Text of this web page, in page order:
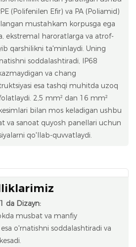
(Polifenilen Efir) va PA (Poliamid)
mustahkam korpusga ega
ekstremal haroratlarga va atrof-
qarshilikni ta'minlaydi. Uning
soddalashtiradi, IP68
va chang
esa tashqi muhitda uzoq
2,5 mm² dan 16 mm²
bilan mos keladigan ushbu
va sanoat quyosh panellari uchun
qo'llab-quvvatlaydi.
da Dizayn:
musbat va manfiy
o'rnatishni soddalashtiradi va